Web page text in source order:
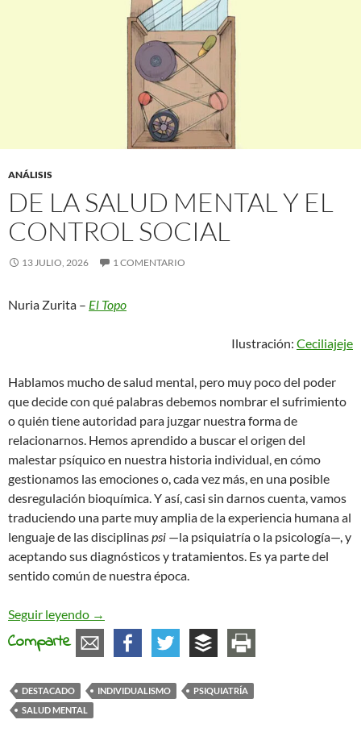
ANÁLISIS
DE LA SALUD MENTAL Y EL
CONTROL SOCIAL
13 JULIO, 2026 1 COMENTARIO
Nuria Zurita – El Topo
Ilustración: Ceciliajeje
Hablamos mucho de salud mental, pero muy poco del poder
que decide con qué palabras debemos nombrar el sufrimiento
o quién tiene autoridad para juzgar nuestra forma de
relacionarnos. Hemos aprendido a buscar el origen del
malestar psíquico en nuestra historia individual, en cómo
gestionamos las emociones o, cada vez más, en una posible
desregulación bioquímica. Y así, casi sin darnos cuenta, vamos
traduciendo una parte muy amplia de la experiencia humana al
lenguaje de las disciplinaspsi —la psiquiatría o la psicología—, y
aceptando sus diagnósticos y tratamientos. Es ya parte del
sentido común de nuestra época.
Seguir leyendo De la salud mental y el control social
→
Comparte
DESTACADO INDIVIDUALISMO
PSIQUIATRÍA
SALUD MENTAL